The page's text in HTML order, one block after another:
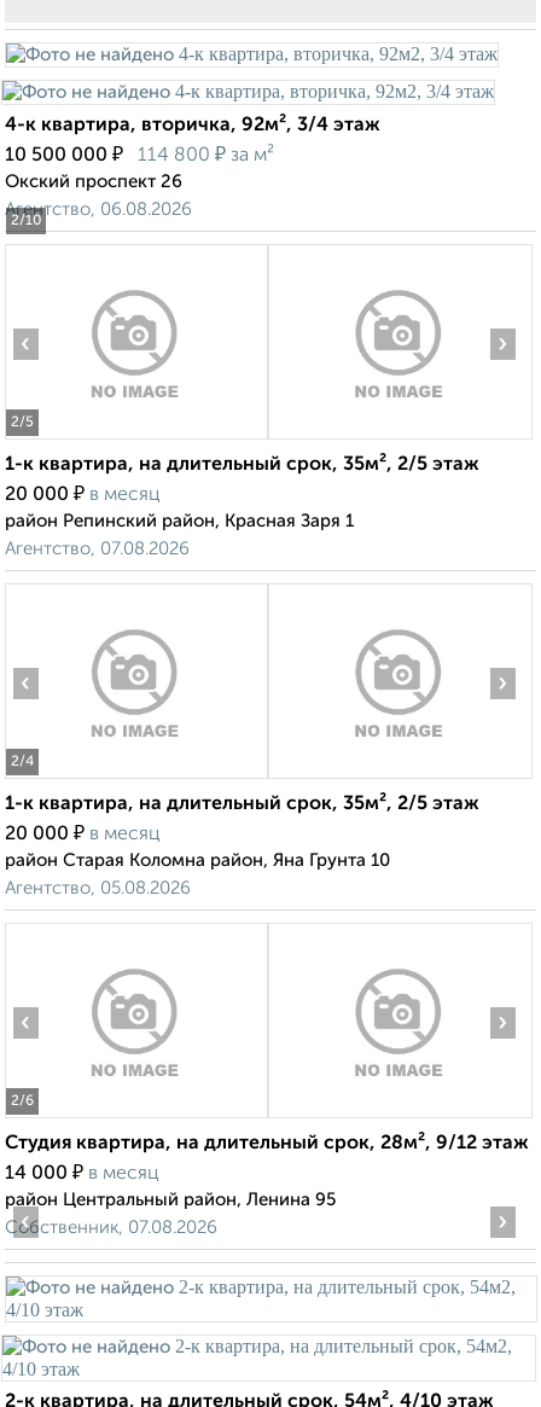
2/10
4-к квартира, вторичка, 92м², 3/4 этаж
10 500 000 ₽ 114 800 ₽ за м²
Окский проспект 26
Агентство, 06.08.2026
2/5
‹ ›
1-к квартира, на длительный срок, 35м², 2/5 этаж
20 000 ₽ в месяц
район Репинский район, Красная Заря 1
Агентство, 07.08.2026
2/4
‹ ›
1-к квартира, на длительный срок, 35м², 2/5 этаж
20 000 ₽ в месяц
район Старая Коломна район, Яна Грунта 10
Агентство, 05.08.2026
2/6
‹ ›
Студия квартира, на длительный срок, 28м², 9/12 этаж
14 000 ₽ в месяц
район Центральный район, Ленина 95
Собственник, 07.08.2026
‹ ›
2-к квартира, на длительный срок, 54м², 4/10 этаж